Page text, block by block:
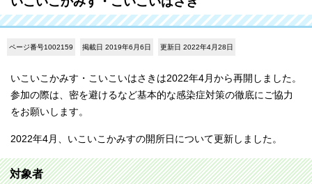
ページ番号1002159 掲載日 2019年6月6日 更新日 2022年4月28日
いこいこかみす・こいこいはさきは2022年4月から再開しました。
参加の際は、密を避けるなど基本的な感染症対策の徹底にご協力
をお願いします。
2022年4月、いこいこかみすの開所日について更新しました。
対象者